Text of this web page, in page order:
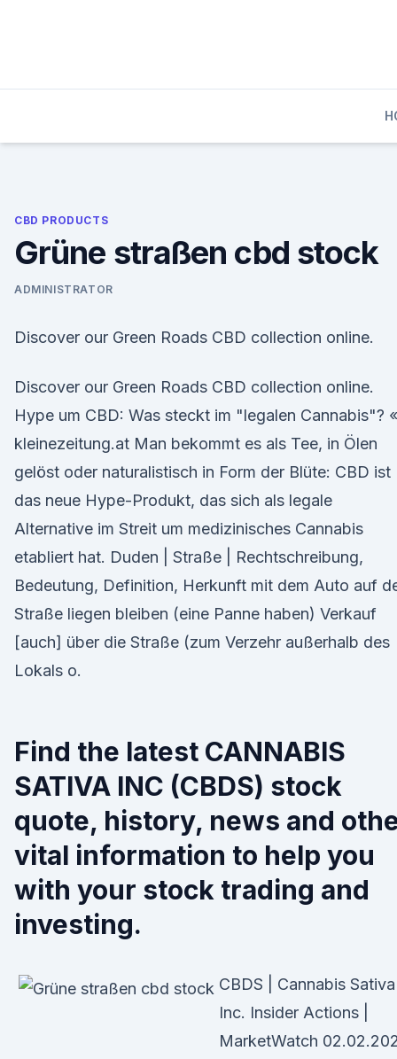
CBD PRODUCTS
Grüne straßen cbd stock
ADMINISTRATOR
Discover our Green Roads CBD collection online.
Discover our Green Roads CBD collection online.
Hype um CBD: Was steckt im "legalen Cannabis"? «
kleinezeitung.at Man bekommt es als Tee, in Ölen
gelöst oder naturalistisch in Form der Blüte: CBD ist
das neue Hype-Produkt, das sich als legale
Alternative im Streit um medizinisches Cannabis
etabliert hat. Duden | Straße | Rechtschreibung,
Bedeutung, Definition, Herkunft mit dem Auto auf
Straße liegen bleiben (eine Panne haben) Verkauf
[auch] über die Straße (zum Verzehr außerhalb des
Lokals o.
Find the latest CANNABIS
SATIVA INC (CBDS) stock
quote, history, news and
vital information to help you
with your stock trading and
investing.
CBDS | Cannabis Sativa
Inc. Insider Actions |
MarketWatch